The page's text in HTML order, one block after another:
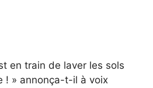
en train de laver les sols
! » annonça-t-il à voix